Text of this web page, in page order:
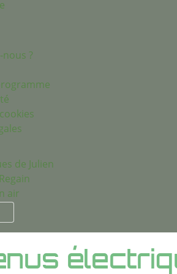
nous ?
de Julien
air